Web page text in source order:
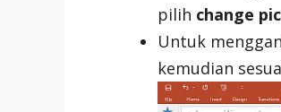
pilih change
Untuk
kemudian